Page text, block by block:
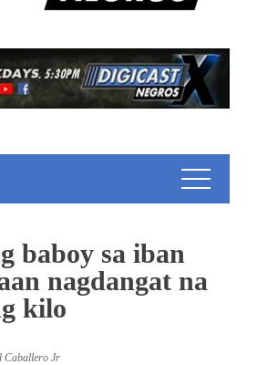
baboy sa iban
nagdangat na
kilo
Caballero Jr